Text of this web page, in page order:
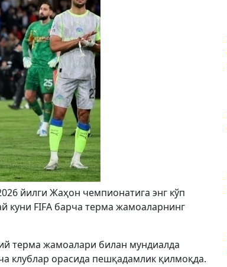
йилги Жаҳон чемпионатига энг кўп
куни FIFA барча терма жамоаларнинг
терма жамоалари билан мундиалда
клублар орасида пешқадамлик қилмоқда.